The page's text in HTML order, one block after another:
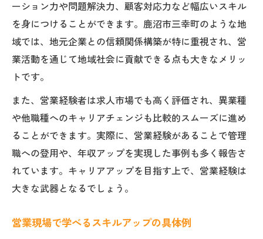
ーション力や問題解決力、顧客対応力など幅広いスキル
を身につけることができます。鹿沼市三幸町のような地
域では、地元企業との信頼関係構築が特に重視され、営
業活動を通じて地域社会に貢献できる点も大きなメリッ
トです。
また、営業経験者は求人市場でも高く評価され、異業種
や他職種へのキャリアチェンジも比較的スムーズに進め
ることができます。実際に、営業経験があることで管理
職への登用や、年収アップを実現した事例も多く報告さ
れています。キャリアアップを目指す上で、営業経験は
大きな武器となるでしょう。
営業現場で学べるスキルアップの具体例